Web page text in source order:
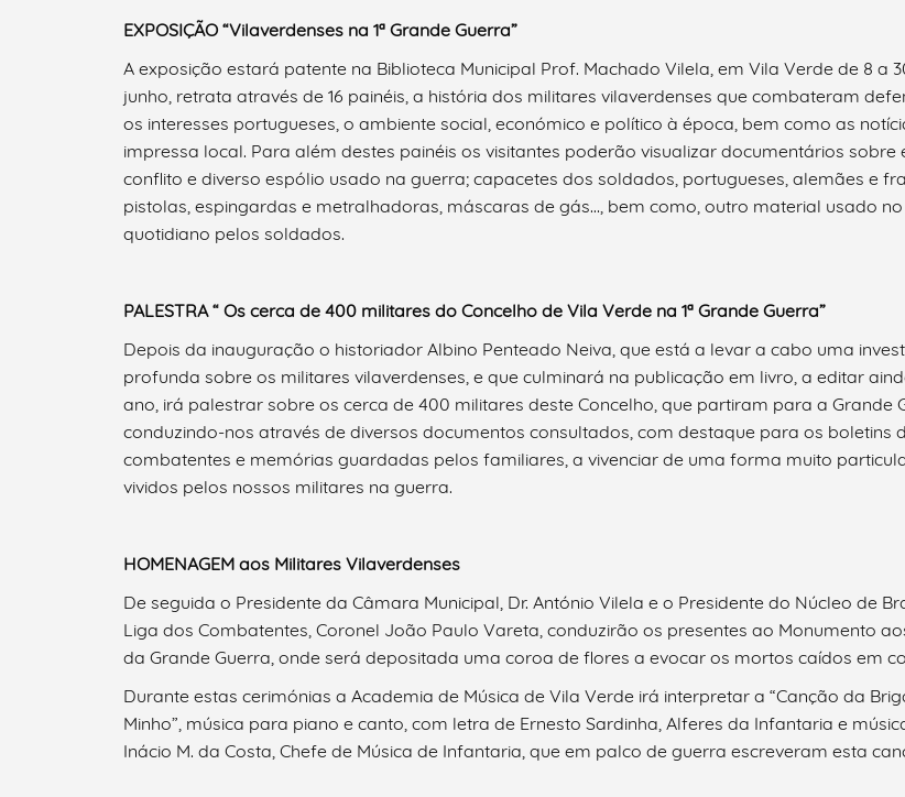
Termo de Pesquisa
Categorias gerais
Filtros
EXPOSIÇÃO “Vilaverdenses na 1ª Grande Guerra”
A exposição estará patente na Biblioteca Municipal Prof. Machado Vilela, em Vila Verde de 8 a
junho, retrata através de 16 painéis, a história dos militares vilaverdenses que combateram
os interesses portugueses, o ambiente social, económico e político à época, bem como as
impressa local. Para além destes painéis os visitantes poderão visualizar documentários sobre
conflito e diverso espólio usado na guerra; capacetes dos soldados, portugueses, alemães e
pistolas, espingardas e metralhadoras, máscaras de gás…, bem como, outro material usado no
quotidiano pelos soldados.
PALESTRA “ Os cerca de 400 militares do Concelho de Vila Verde na 1ª Grande Guerra”
Depois da inauguração o historiador Albino Penteado Neiva, que está a levar a cabo uma
profunda sobre os militares vilaverdenses, e que culminará na publicação em livro, a editar
ano, irá palestrar sobre os cerca de 400 militares deste Concelho, que partiram para a Grande
conduzindo-nos através de diversos documentos consultados, com destaque para os boletins
combatentes e memórias guardadas pelos familiares, a vivenciar de uma forma muito
vividos pelos nossos militares na guerra.
HOMENAGEM aos Militares Vilaverdenses
De seguida o Presidente da Câmara Municipal, Dr. António Vilela e o Presidente do Núcleo de
Liga dos Combatentes, Coronel João Paulo Vareta, conduzirão os presentes ao Monumento
da Grande Guerra, onde será depositada uma coroa de flores a evocar os mortos caídos em
Durante estas cerimónias a Academia de Música de Vila Verde irá interpretar a “Canção da
Minho”, música para piano e canto, com letra de Ernesto Sardinha, Alferes da Infantaria e
Inácio M. da Costa, Chefe de Música de Infantaria, que em palco de guerra escreveram esta